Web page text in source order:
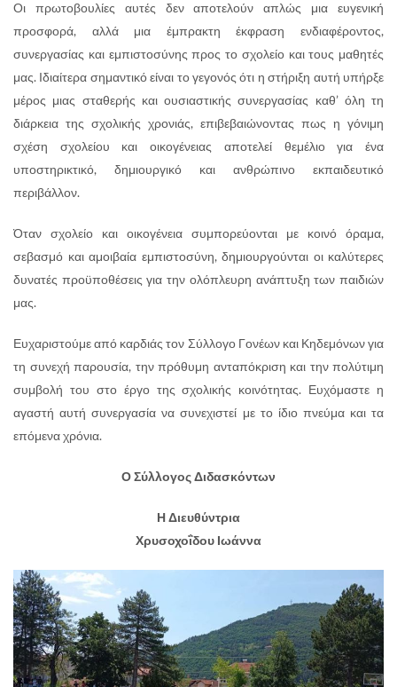
Οι πρωτοβουλίες αυτές δεν αποτελούν απλώς μια ευγενική
προσφορά, αλλά μια έμπρακτη έκφραση ενδιαφέροντος,
συνεργασίας και εμπιστοσύνης προς το σχολείο και τους μαθητές
μας. Ιδιαίτερα σημαντικό είναι το γεγονός ότι η στήριξη αυτή υπήρξε
μέρος μιας σταθερής και ουσιαστικής συνεργασίας καθ’ όλη τη
διάρκεια της σχολικής χρονιάς, επιβεβαιώνοντας πως η γόνιμη
σχέση σχολείου και οικογένειας αποτελεί θεμέλιο για ένα
υποστηρικτικό, δημιουργικό και ανθρώπινο εκπαιδευτικό
περιβάλλον.
Όταν σχολείο και οικογένεια συμπορεύονται με κοινό όραμα,
σεβασμό και αμοιβαία εμπιστοσύνη, δημιουργούνται οι καλύτερες
δυνατές προϋποθέσεις για την ολόπλευρη ανάπτυξη των παιδιών
μας.
Ευχαριστούμε από καρδιάς τον Σύλλογο Γονέων και Κηδεμόνων για
τη συνεχή παρουσία, την πρόθυμη ανταπόκριση και την πολύτιμη
συμβολή του στο έργο της σχολικής κοινότητας. Ευχόμαστε η
αγαστή αυτή συνεργασία να συνεχιστεί με το ίδιο πνεύμα και τα
επόμενα χρόνια.
Ο Σύλλογος Διδασκόντων
Η Διευθύντρια
Χρυσοχοΐδου Ιωάννα